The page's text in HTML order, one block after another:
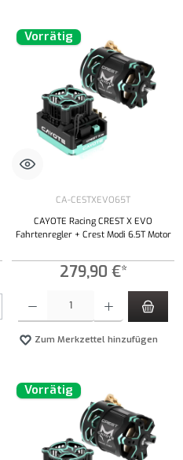
Vorrätig
CA-CESTXEVO65T
CAYOTE Racing CREST X EVO
Fahrtenregler + Crest Modi 6.5T Motor
279,90 €*
Zum Merkzettel hinzufügen
Vorrätig